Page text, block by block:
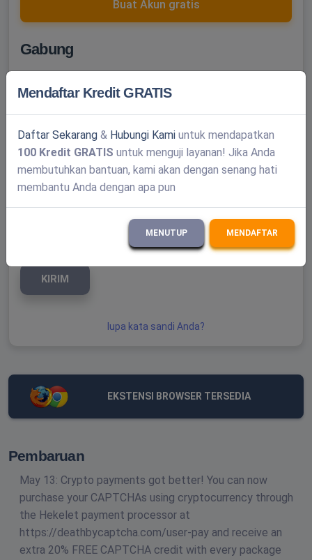
Buat Akun gratis
Gabung
Ingat saya
KIRIM
lupa kata sandi Anda?
EKSTENSI BROWSER TERSEDIA
Pembaruan
May 13: Crypto payments got better! You can now
purchase your CAPTCHAs using cryptocurrency through
the Hekelet payment processor at
https://deathbycaptcha.com/user-pay and receive an
extra 20% FREE CAPTCHA credit with every package
Mendaftar Kredit GRATIS
Daftar Sekarang & Hubungi Kami untuk mendapatkan
100 Kredit GRATIS untuk menguji layanan! Jika Anda
membutuhkan bantuan, kami akan dengan senang hati
membantu Anda dengan apa pun
MENUTUP MENDAFTAR